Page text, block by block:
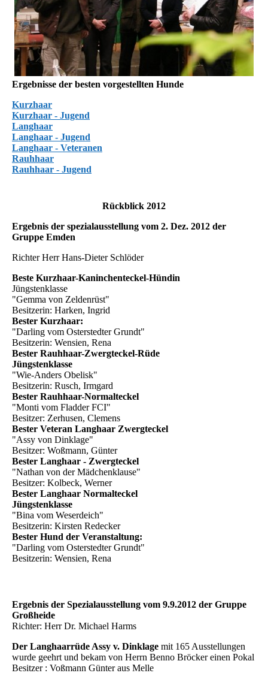
Ergebnisse der besten vorgestellten Hunde
Kurzhaar
Kurzhaar - Jugend
Langhaar
Langhaar - Jugend
Langhaar - Veteranen
Rauhhaar
Rauhhaar - Jugend
Rückblick 2012
Ergebnis der spezialausstellung vom 2. Dez. 2012 der
Gruppe Emden
Richter Herr Hans-Dieter Schlöder
Beste Kurzhaar-Kaninchenteckel-Hündin
Jüngstenklasse
"Gemma von Zeldenrüst"
Besitzerin: Harken, Ingrid
Bester Kurzhaar:
"Darling vom Osterstedter Grundt"
Besitzerin: Wensien, Rena
Bester Rauhhaar-Zwergteckel-Rüde
Jüngstenklasse
"Wie-Anders Obelisk"
Besitzerin: Rusch, Irmgard
Bester Rauhhaar-Normalteckel
"Monti vom Fladder FCI"
Besitzer: Zerhusen, Clemens
Bester Veteran Langhaar Zwergteckel
"Assy von Dinklage"
Besitzer: Woßmann, Günter
Bester Langhaar - Zwergteckel
"Nathan von der Mädchenklause"
Besitzer: Kolbeck, Werner
Bester Langhaar Normalteckel
Jüngstenklasse
"Bina vom Weserdeich"
Besitzerin: Kirsten Redecker
Bester Hund der Veranstaltung:
"Darling vom Osterstedter Grundt"
Besitzerin: Wensien, Rena
Ergebnis der Spezialausstellung vom 9.9.2012 der Gruppe
Großheide
Richter: Herr Dr. Michael Harms
Der Langhaarrüde Assy v. Dinklage mit 165 Ausstellungen
wurde geehrt und bekam von Herrn Benno Bröcker einen Pokal
Besitzer : Voßmann Günter aus Melle